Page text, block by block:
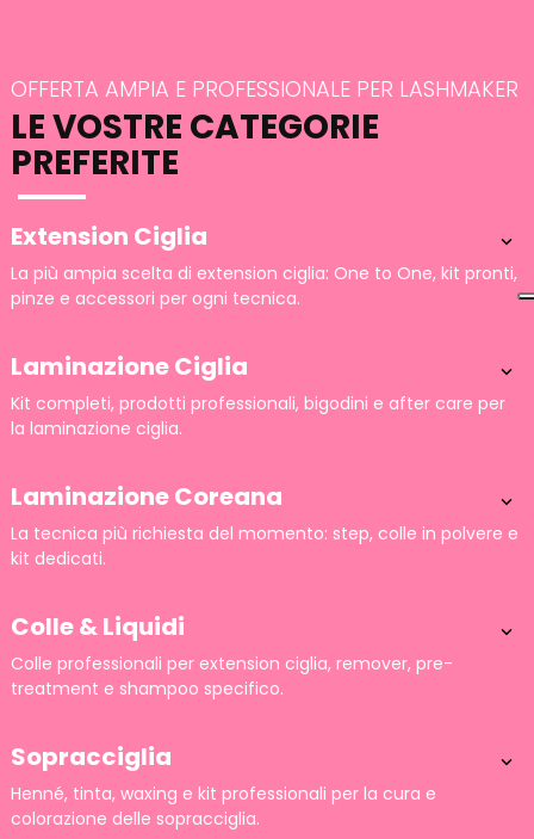
OFFERTA AMPIA E PROFESSIONALE PER LASHMAKER
LE VOSTRE CATEGORIE
PREFERITE
Extension Ciglia 
La più ampia scelta di extension ciglia: One to One, kit pronti,
pinze e accessori per ogni tecnica.
Laminazione Ciglia 
Kit completi, prodotti professionali, bigodini e after care per
la laminazione ciglia.
Laminazione Coreana 
La tecnica più richiesta del momento: step, colle in polvere e
kit dedicati.
Colle & Liquidi 
Colle professionali per extension ciglia, remover, pre-
treatment e shampoo specifico.
Sopracciglia 
Henné, tinta, waxing e kit professionali per la cura e
colorazione delle sopracciglia.